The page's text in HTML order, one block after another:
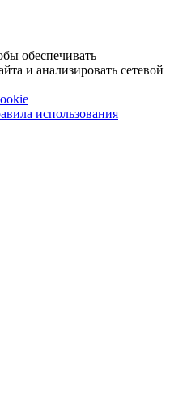
обеспечивать
и анализировать сетевой
использования